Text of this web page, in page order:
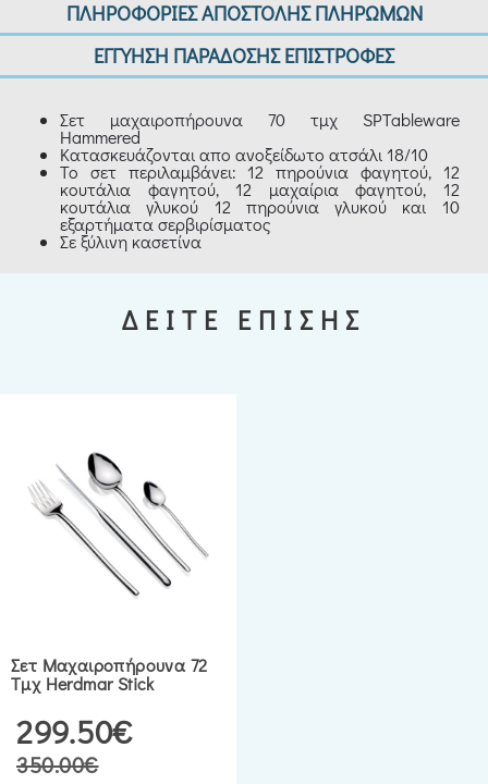
ΠΛΗΡΟΦΟΡΙΕΣ ΑΠΟΣΤΟΛΗΣ ΠΛΗΡΩΜΩΝ
ΕΓΓΥΗΣΗ ΠΑΡΑΔΟΣΗΣ ΕΠΙΣΤΡΟΦΕΣ
Σετ μαχαιροπήρουνα 70 τμχ SPTableware
Hammered
Κατασκευάζονται απο ανοξείδωτο ατσάλι 18/10
Το σετ περιλαμβάνει: 12 πηρούνια φαγητού, 12
κουτάλια φαγητού, 12 μαχαίρια φαγητού, 12
κουτάλια γλυκού 12 πηρούνια γλυκού και 10
εξαρτήματα σερβιρίσματος
Σε ξύλινη κασετίνα
ΔΕΙΤΕ ΕΠΙΣΗΣ
Σετ Μαχαιροπήρουνα 72
Τμχ Herdmar Stick
299.50€
350.00€